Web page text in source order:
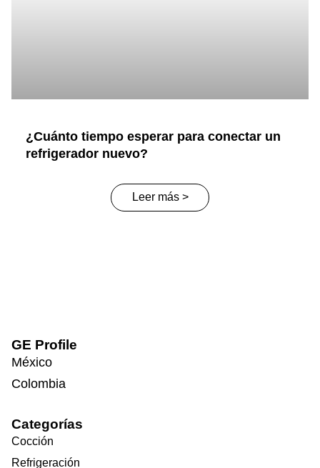
¿Cuánto tiempo esperar para conectar un
refrigerador nuevo?
Leer más >
GE Profile
México
Colombia
Categorías
Cocción
Refrigeración